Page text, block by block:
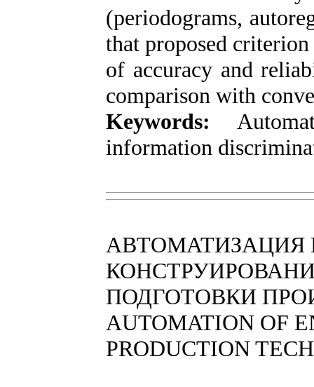
(periodograms,
that proposed
of accuracy and
comparison with
Keywords:
information
АВТОМАТИЗАЦИЯ
ПОДГОТОВКИ
AUTOMATION OF
PRODUCTION